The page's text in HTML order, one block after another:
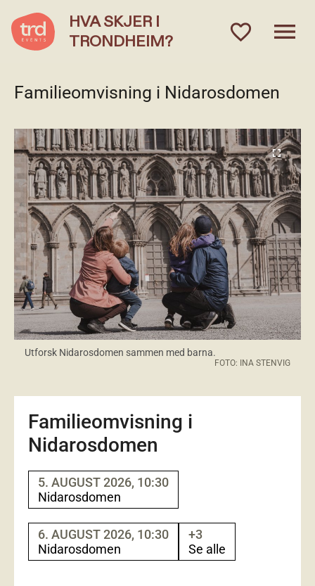
HVA SKJER I
TRONDHEIM?
favorite_outlinedmenu
Familieomvisning i Nidarosdomen
fullscreen
Utforsk Nidarosdomen sammen med barna.
FOTO: INA STENVIG
Familieomvisning i
Nidarosdomen
5. AUGUST 2026, 10:30
Nidarosdomen
6. AUGUST 2026, 10:30
Nidarosdomen
+3
Se alle